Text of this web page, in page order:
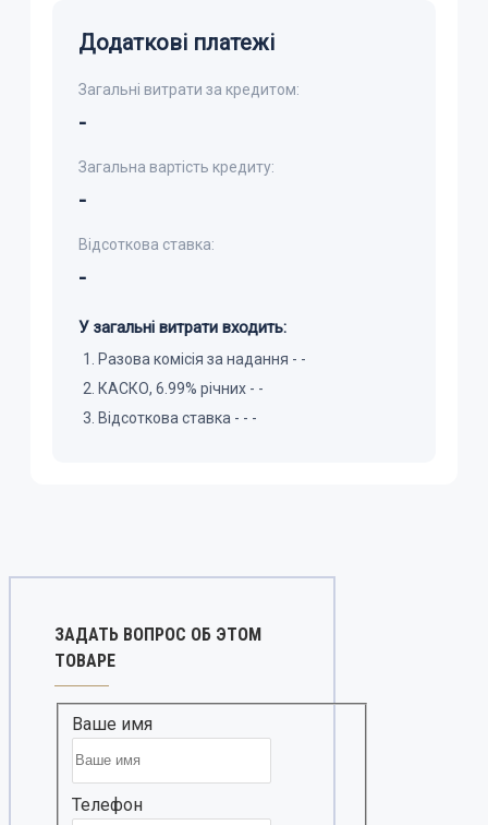
Додаткові платежі
Загальні витрати за кредитом:
-
Загальна вартість кредиту:
-
Відсоткова ставка:
-
У загальні витрати входить:
Разова комісія за надання - -
КАСКО, 6.99% річних - -
Відсоткова ставка - - -
ЗАДАТЬ ВОПРОС ОБ ЭТОМ
ТОВАРЕ
Ваше имя
Телефон